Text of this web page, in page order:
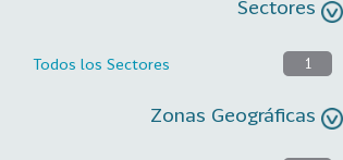
Sectores
Todos los Sectores 1
Zonas Geográficas